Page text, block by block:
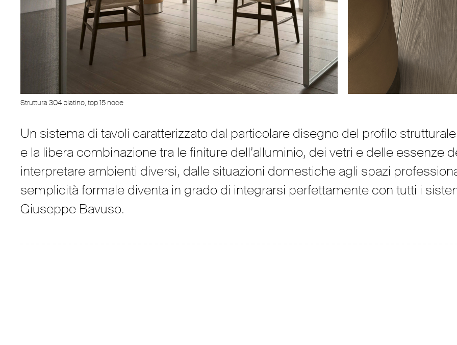
Struttura 304 platino, top 15 noce
Un sistema di tavoli caratterizzato dal particolare disegno del profilo
e la libera combinazione tra le finiture dell’alluminio, dei vetri e delle essenze
interpretare ambienti diversi, dalle situazioni domestiche agli spazi
semplicità formale diventa in grado di integrarsi perfettamente con tutti i
Giuseppe Bavuso.